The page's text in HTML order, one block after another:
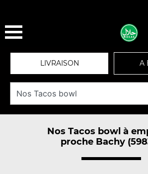
LIVRAISON A
Nos Tacos bowl à
proche Bachy